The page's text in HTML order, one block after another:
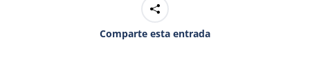
Comparte esta entrada